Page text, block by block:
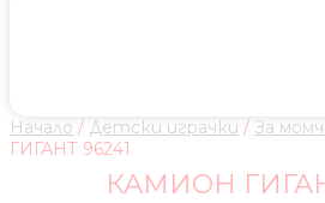
Начало / Детски играчки / За
ГИГАНТ 96241
КАМИОН